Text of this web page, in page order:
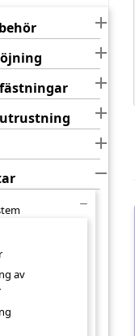







av